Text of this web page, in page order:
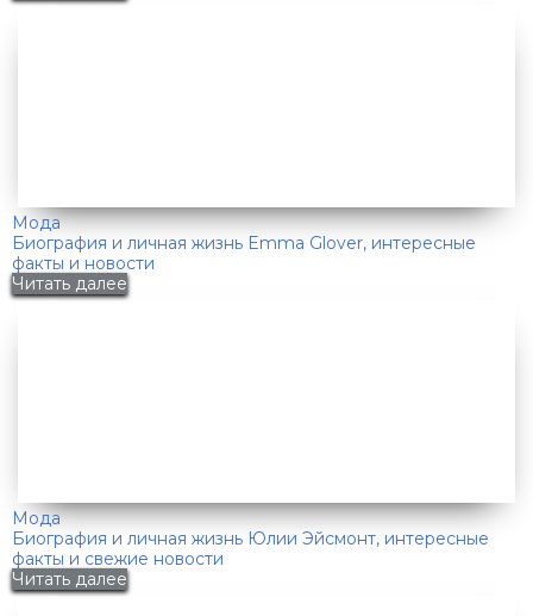
Мода
Биография и личная жизнь Emma Glover, интересные
факты и новости
Читать далее
Мода
Биография и личная жизнь Юлии Эйсмонт, интересные
факты и свежие новости
Читать далее